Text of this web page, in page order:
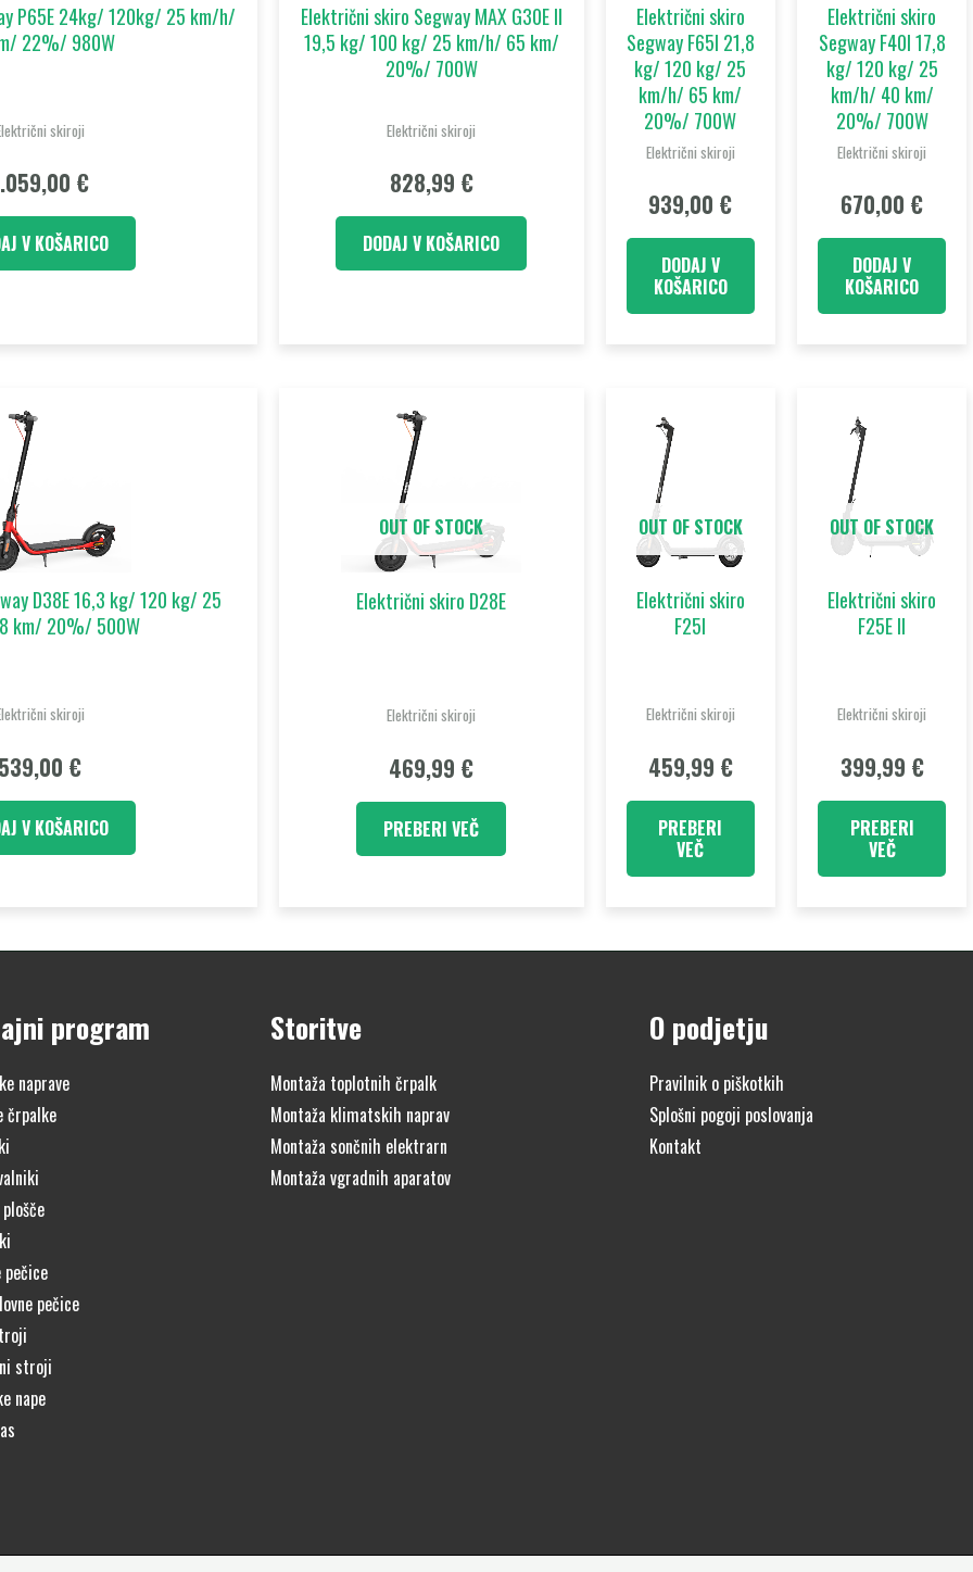
P65E 24kg/ 120kg/ 25 km/h/
22%/ 980W
skiroji
€
V KOŠARICO
Električni skiro Segway MAX G30E II
19,5 kg/ 100 kg/ 25 km/h/ 65 km/
20%/ 700W
Električni skiroji
828,99 €
DODAJ V KOŠARICO
Električni skiro
Segway F65I 21,8
kg/ 120 kg/ 25
km/h/ 65 km/
20%/ 700W
Električni skiroji
939,00 €
DODAJ V
KOŠARICO
Električni skiro
Segway F40I 17,8
kg/ 120 kg/ 25
km/h/ 40 km/
20%/ 700W
Električni skiroji
670,00 €
DODAJ V
KOŠARICO
D38E 16,3 kg/ 120 kg/ 25
km/ 20%/ 500W
skiroji
€
V KOŠARICO
OUT OF STOCK
Električni skiro D28E
Električni skiroji
469,99 €
PREBERI VEČ
OUT OF STOCK
Električni skiro
F25I
Električni skiroji
459,99 €
PREBERI
VEČ
OUT OF STOCK
Električni skiro
F25E II
Električni skiroji
399,99 €
PREBERI
VEČ
program
naprave
črpalke
pečice
pečice
stroji
nape
Storitve
Montaža toplotnih črpalk
Montaža klimatskih naprav
Montaža sončnih elektrarn
Montaža vgradnih aparatov
O podjetju
Pravilnik o piškotkih
Splošni pogoji poslovanja
Kontakt